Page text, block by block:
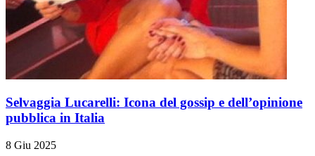
Selvaggia Lucarelli: Icona del gossip e dell’opinione
pubblica in Italia
8 Giu 2025